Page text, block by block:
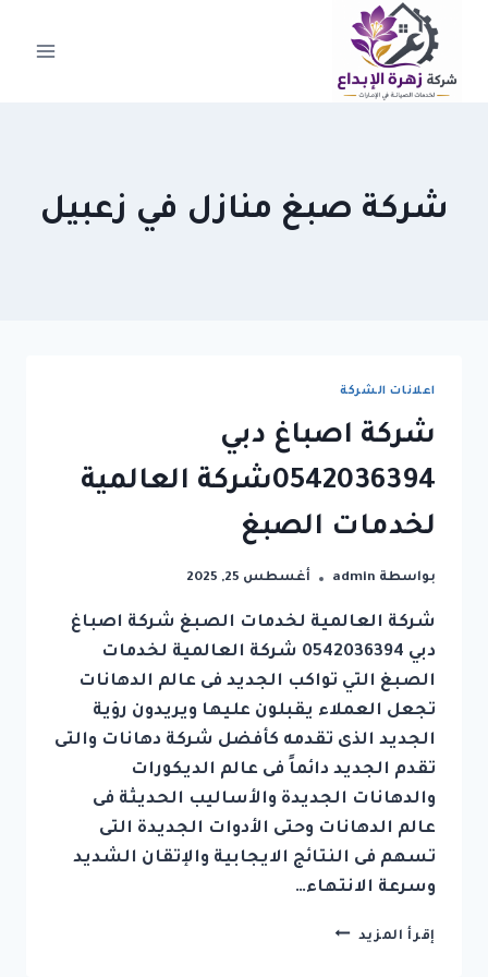
التجاوز
المحتوى
شركة صبغ منازل في زعبيل
اعلانات الشركة
شركة اصباغ دبي
0542036394شركة العالمية
لخدمات الصبغ
بواسطة admin أغسطس 25, 2025
شركة العالمية لخدمات الصبغ شركة اصباغ
دبي 0542036394 شركة العالمية لخدمات
الصبغ التي تواكب الجديد فى عالم الدهانات
تجعل العملاء يقبلون عليها ويريدون رؤية
الجديد الذى تقدمه كأفضل شركة دهانات والتى
تقدم الجديد دائماً فى عالم الديكورات
والدهانات الجديدة والأساليب الحديثة فى
عالم الدهانات وحتى الأدوات الجديدة التى
تسهم فى النتائج الايجابية والإتقان الشديد
وسرعة الانتهاء…
إقرأ المزيد شركة